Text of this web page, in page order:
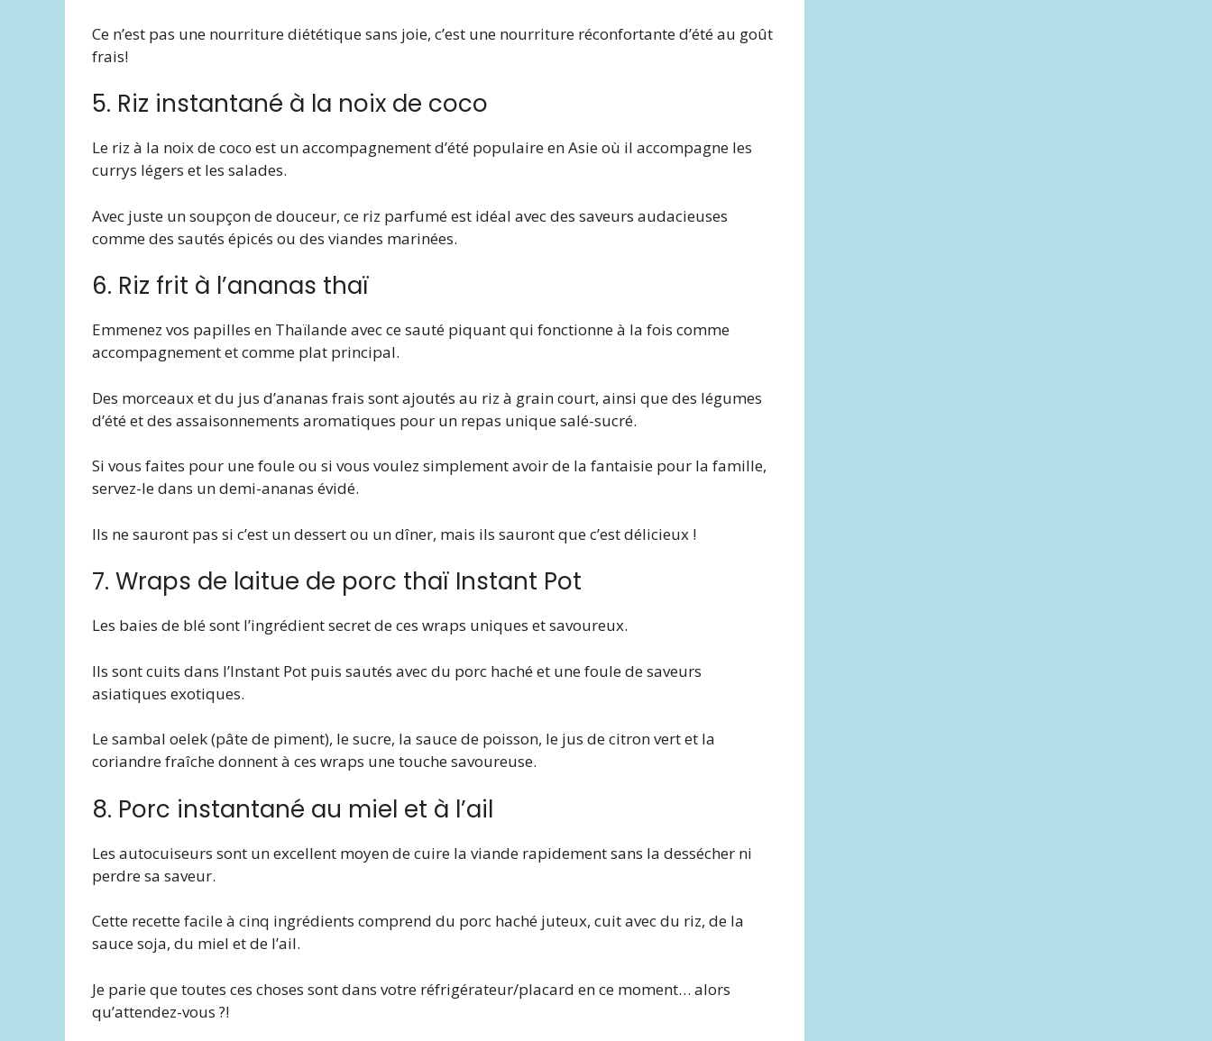
Ce n’est pas une nourriture diététique sans joie, c’est une nourriture réconfortante d’été au goût
frais!
5. Riz instantané à la noix de coco
Le riz à la noix de coco est un accompagnement d’été populaire en Asie où il accompagne les
currys légers et les salades.
Avec juste un soupçon de douceur, ce riz parfumé est idéal avec des saveurs audacieuses
comme des sautés épicés ou des viandes marinées.
6. Riz frit à l’ananas thaï
Emmenez vos papilles en Thaïlande avec ce sauté piquant qui fonctionne à la fois comme
accompagnement et comme plat principal.
Des morceaux et du jus d’ananas frais sont ajoutés au riz à grain court, ainsi que des légumes
d’été et des assaisonnements aromatiques pour un repas unique salé-sucré.
Si vous faites pour une foule ou si vous voulez simplement avoir de la fantaisie pour la famille,
servez-le dans un demi-ananas évidé.
Ils ne sauront pas si c’est un dessert ou un dîner, mais ils sauront que c’est délicieux !
7. Wraps de laitue de porc thaï Instant Pot
Les baies de blé sont l’ingrédient secret de ces wraps uniques et savoureux.
Ils sont cuits dans l’Instant Pot puis sautés avec du porc haché et une foule de saveurs
asiatiques exotiques.
Le sambal oelek (pâte de piment), le sucre, la sauce de poisson, le jus de citron vert et la
coriandre fraîche donnent à ces wraps une touche savoureuse.
8. Porc instantané au miel et à l’ail
Les autocuiseurs sont un excellent moyen de cuire la viande rapidement sans la dessécher ni
perdre sa saveur.
Cette recette facile à cinq ingrédients comprend du porc haché juteux, cuit avec du riz, de la
sauce soja, du miel et de l’ail.
Je parie que toutes ces choses sont dans votre réfrigérateur/placard en ce moment… alors
qu’attendez-vous ?!